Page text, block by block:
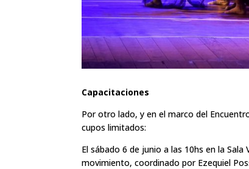
Capacitaciones
Por otro lado, y en el marco del
cupos limitados:
El sábado 6 de junio a las 10hs en la
movimiento, coordinado por Ezequiel